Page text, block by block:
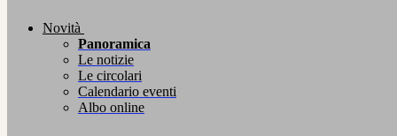
Novità
Panoramica
Le notizie
Le circolari
Calendario eventi
Albo online